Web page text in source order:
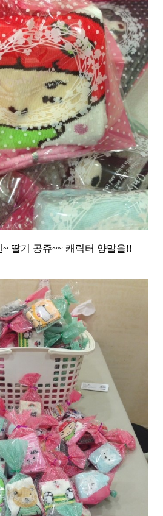
딸기 공쥬~~ 캐릭터 양말을!!